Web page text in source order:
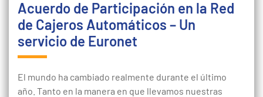
Acuerdo de Participación en la Red
de Cajeros Automáticos – Un
servicio de Euronet
El mundo ha cambiado realmente durante el último
año. Tanto en la manera en que llevamos nuestras